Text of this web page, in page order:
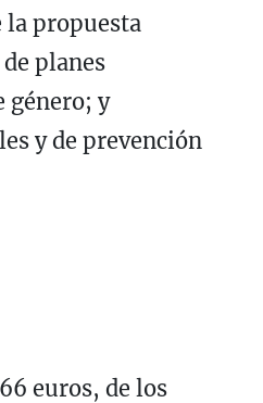
la propuesta
planes
género; y
y de prevención
euros, de los